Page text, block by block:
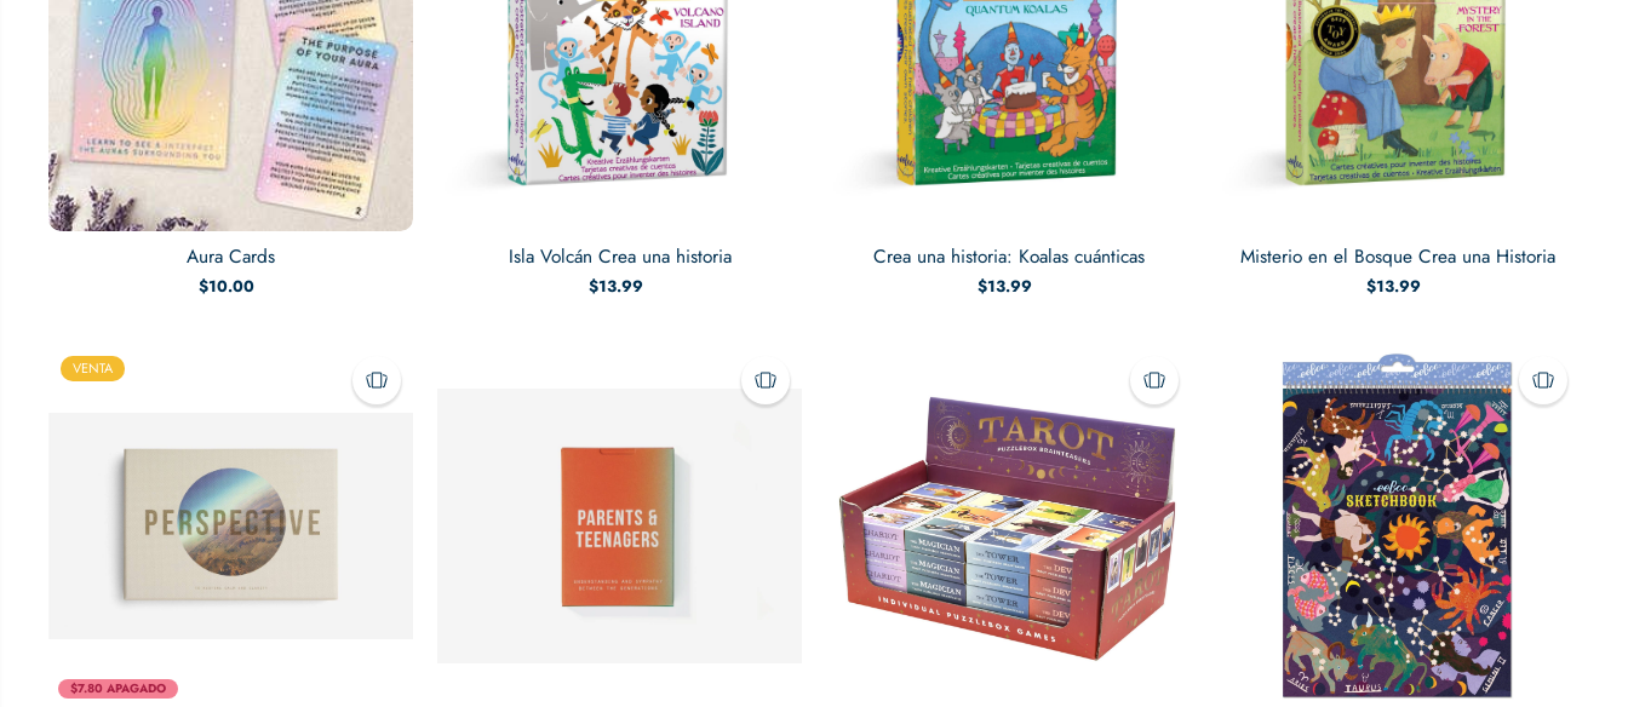
Aura Cards
$10.00
Isla Volcán Crea una historia
$13.99
Crea una historia: Koalas cuánticas
$13.99
Misterio en el Bosque Crea una Historia
$13.99
$7.80 APAGADO
VENTA